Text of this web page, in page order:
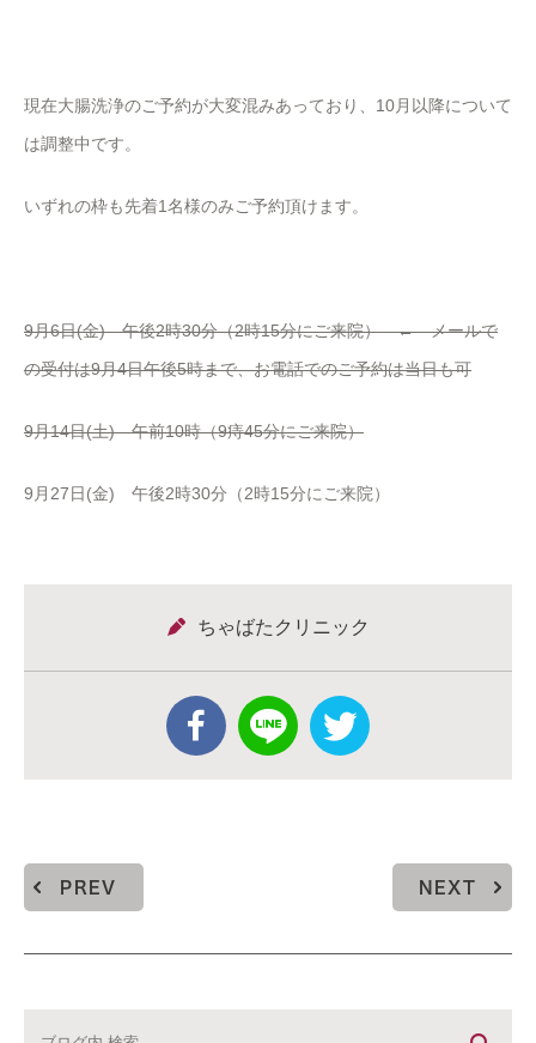
現在大腸洗浄のご予約が大変混みあっており、10月以降について
は調整中です。
いずれの枠も先着1名様のみご予約頂けます。
9月6日(金) 午後2時30分（2時15分にご来院） ← メールで
の受付は9月4日午後5時まで、お電話でのご予約は当日も可
9月14日(土) 午前10時（9痔45分にご来院）
9月27日(金) 午後2時30分（2時15分にご来院）
ちゃばたクリニック
PREV NEXT